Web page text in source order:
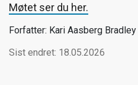
Møtet ser du her.
Forfatter: Kari Aasberg Bradley
Sist endret: 18.05.2026